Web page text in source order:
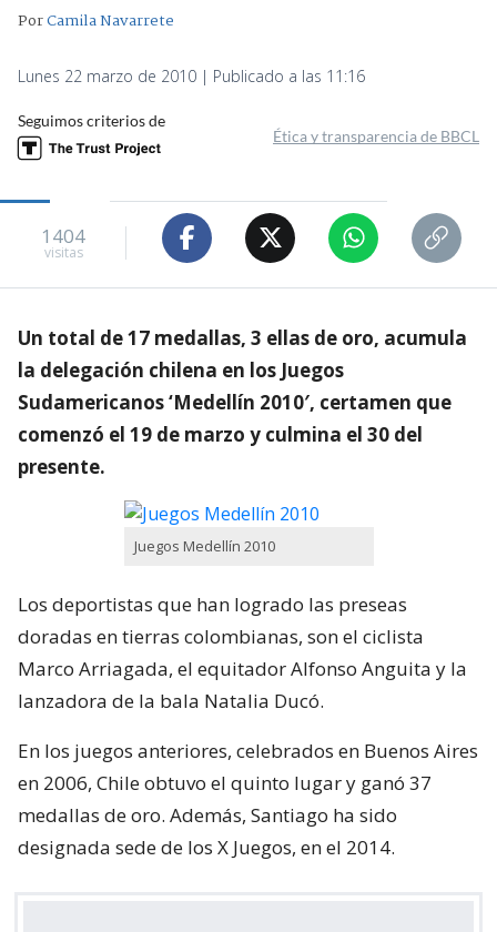
PorCamila Navarrete
Lunes 22 marzo de 2010 | Publicado a las 11:16
Seguimos criterios de
Ética y transparencia de BBCL
1404
visitas
Un total de 17 medallas, 3 ellas de oro, acumula
la delegación chilena en los Juegos
Sudamericanos ‘Medellín 2010′, certamen que
comenzó el 19 de marzo y culmina el 30 del
presente.
Juegos Medellín 2010
Los deportistas que han logrado las preseas
doradas en tierras colombianas, son el ciclista
Marco Arriagada, el equitador Alfonso Anguita y la
lanzadora de la bala Natalia Ducó.
En los juegos anteriores, celebrados en Buenos Aires
en 2006, Chile obtuvo el quinto lugar y ganó 37
medallas de oro. Además, Santiago ha sido
designada sede de los X Juegos, en el 2014.